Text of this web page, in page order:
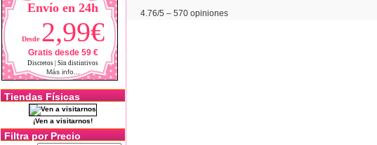
Envío en 24h
Desde 2,99€
Gratis desde 59 €
Discretos | Sin distintivos
Más info...
Tiendas Físicas
¡Ven a visitarnos!
Filtra por Precio
4.76/5 – 570 opiniones